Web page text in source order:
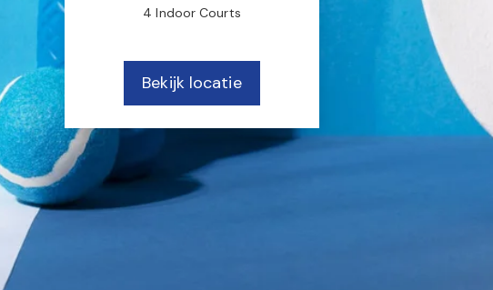
4 Indoor Courts
Bekijk locatie